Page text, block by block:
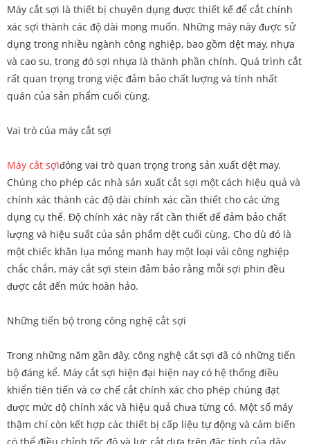
Máy cắt sợi là thiết bị chuyên dụng được thiết kế để cắt chính
xác sợi thành các độ dài mong muốn. Những máy này được sử
dụng trong nhiều ngành công nghiệp, bao gồm dệt may, nhựa
và cao su, trong đó sợi nhựa là thành phần chính. Quá trình cắt
rất quan trọng trong việc đảm bảo chất lượng và tính nhất
quán của sản phẩm cuối cùng.
Vai trò của máy cắt sợi
Máy cắt sợiđóng vai trò quan trọng trong sản xuất dệt may.
Chúng cho phép các nhà sản xuất cắt sợi một cách hiệu quả và
chính xác thành các độ dài chính xác cần thiết cho các ứng
dụng cụ thể. Độ chính xác này rất cần thiết để đảm bảo chất
lượng và hiệu suất của sản phẩm dệt cuối cùng. Cho dù đó là
một chiếc khăn lụa mỏng manh hay một loại vải công nghiệp
chắc chắn, máy cắt sợi stein đảm bảo rằng mỗi sợi phin đều
được cắt đến mức hoàn hảo.
Những tiến bộ trong công nghệ cắt sợi
Trong những năm gần đây, công nghệ cắt sợi đã có những tiến
bộ đáng kể. Máy cắt sợi hiện đại hiện nay có hệ thống điều
khiển tiên tiến và cơ chế cắt chính xác cho phép chúng đạt
được mức độ chính xác và hiệu quả chưa từng có. Một số máy
thậm chí còn kết hợp các thiết bị cấp liệu tự động và cảm biến